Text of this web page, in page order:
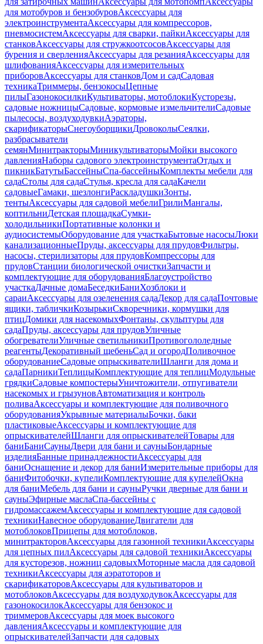
для мотобуров и бензобуровАксессуары для
электроинструментаАксессуары для компрессоров,
пневмосистемАксессуары для сварки, пайкиАксессуары для
станковАксессуары для стружкоотсосовАксессуары для
бурения и сверленияАксессуары для резанияАксессуары для
шлифованияАксессуары для измерительных
приборовАксессуары для станковДом и садСадовая
техникаТриммеры, бензокосыЦепные
пилыГазонокосилкиКультиваторы, мотоблокиКусторезы,
садовые ножницыСадовые, кормовые измельчителиСадовые
пылесосы, воздуходувкиАэраторы,
скарификаторыСнегоуборщикиДровоколыСеялки,
разбрасыватели
семянМинитракторыМиникультиваторыМойки высокого
давленияНаборы садового электроинструментаОтдых и
пикникБатутыБассейныСпа-бассейныКомплекты мебели для
садаСтолы для садаСтулья, кресла для садаКачели
садовыеГамаки, шезлонгиРаскладушкиЗонты,
тентыАксессуары для садовой мебелиГрилиМангалы,
коптильниДетская площадкаСумки-
холодильникиПортативные колонки и
аудиосистемыОборудование для участкаБытовые насосыЛюки
канализационныеПруды, аксессуары для прудовФильтры,
насосы, стерилизаторы для прудовКомпрессоры для
прудовСтанции биологической очисткиЗапчасти и
комплектующие для оборудованияБлагоустройство
участкаДачные домаБеседкиБаниХозблоки и
сараиАксессуары для озеленения садаДекор для садаПочтовые
ящики, табличкиКозырькиСкворечники, кормушки для
птицДомики для насекомыхФонтаны, скульптуры для
садаПруды, аксессуары для прудовУличные
обогревателиУличные светильникиПротивогололедные
реагентыДекоративный щебеньСад и огородПоливочное
оборудованиеСадовые опрыскивателиШланги для дома и
садаПарникиТеплицыКомплектующие для теплицМодульные
грядкиСадовые компостерыУничтожители, отпугиватели
насекомых и грызуновАвтоматизация и контроль
поливаАксессуары и комплектующие для поливочного
оборудованияУкрывные материалыБочки, баки
пластиковыеАксессуары и комплектующие для
опрыскивателейШланги для опрыскивателейТовары для
баниБаниСауныДвери для бани и сауныБондарные
изделияБанные принадлежностиАксессуары для
баниОснащение и декор для баниИзмерительные приборы для
баниФитобочки, купелиКомплектующие для купелейОкна
для баниМебель для бани и сауныРучки дверные для бани и
сауныЭфирные маслаСпа-бассейны с
гидромассажемАксессуары и комплектующие для садовой
техникиНавесное оборудованиеДвигатели для
мотоблоковПрицепы для мотоблоков,
минитракторовАксессуары для газонной техникиАксессуары
для цепных пилАксессуары для садовой техникиАксессуары
для кусторезов, ножниц садовыхМоторные масла для садовой
техникиАксессуары для аэратоторов и
скарификаторовАксессуары для культиваторов и
мотоблоковАксессуары для воздуходувокАксессуары для
газонокосилокАксессуары для бензокос и
триммеровАксессуары для моек высокого
давленияАксессуары и комплектующие для
опрыскивателейЗапчасти для садовых